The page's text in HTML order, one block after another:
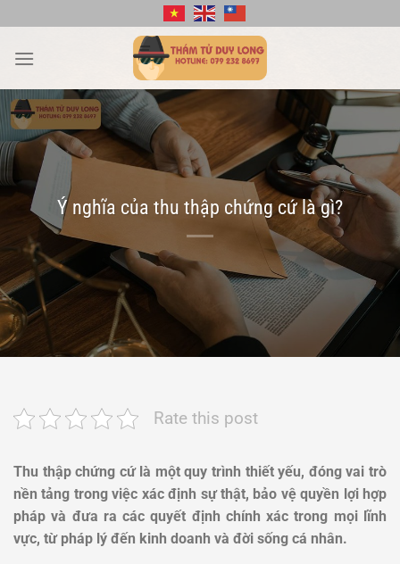
qua
nội
Ý nghĩa của thu thập chứng cứ là gì?
Rate this post
Thu thập chứng cứ là một quy trình thiết yếu, đóng vai trò
nền tảng trong việc xác định sự thật, bảo vệ quyền lợi hợp
pháp và đưa ra các quyết định chính xác trong mọi lĩnh
vực, từ pháp lý đến kinh doanh và đời sống cá nhân.